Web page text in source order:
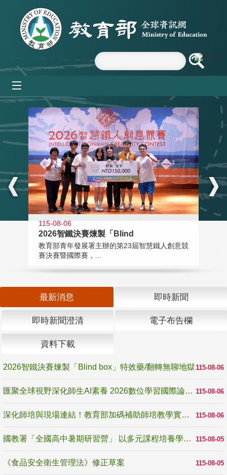
跳到主要內容區塊
:::
115-08-06
2026智鐵決賽煉製「Blind
教育部青年發展署主辦的第23屆智慧鐵人創意競
賽決賽暨國際賽，...
最新消息 即時新聞
即時新聞澄清 電子布告欄
資料下載
115-08-06
2026智鐵決賽煉製「Blind box」特效藥/翻轉無聊地獄
115-08-06
匯聚全球視野深化師生AI素養 2026數位學習國際論壇高雄登場
115-08-06
深化師培與現場連結！教育部加碼補助師培教學實踐研究 10月師培國際研討會交流教學實踐經驗
115-08-05
國教署「全國高中暑期研習營」 以多元課程培養學生瞭解誠信專業與倫理價值
115-08-05
《食品安全衛生管理法》修正草案